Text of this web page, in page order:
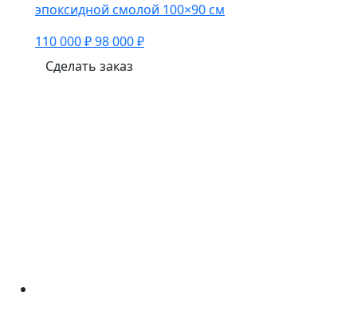
эпоксидной смолой 100×90 см
110 000 ₽98 000 ₽
Сделать заказ